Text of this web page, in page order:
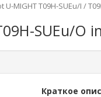
U-MIGHT T09H-SUEu/I /
SUEu/O
Краткое